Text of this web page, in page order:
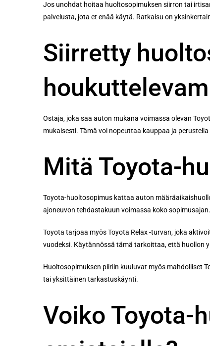
Jos unohdat hoitaa huoltosopimuksen siirron tai
palvelusta, jota et enää käytä. Ratkaisu on
Siirretty
Ostaja, joka saa auton mukana voimassa olevan
mukaisesti. Tämä voi nopeuttaa kauppaa ja
Mitä Toyota-
Toyota-huoltosopimus kattaa auton
ajoneuvon tehdastakuun voimassa koko sopimusajan.
Toyota tarjoaa myös Toyota Relax -turvan, joka
vuodeksi. Käytännössä tämä tarkoittaa, että huollon
Huoltosopimuksen piiriin kuuluvat myös mahdolliset
tai yksittäinen tarkastuskäynti.
Voiko Toyota-